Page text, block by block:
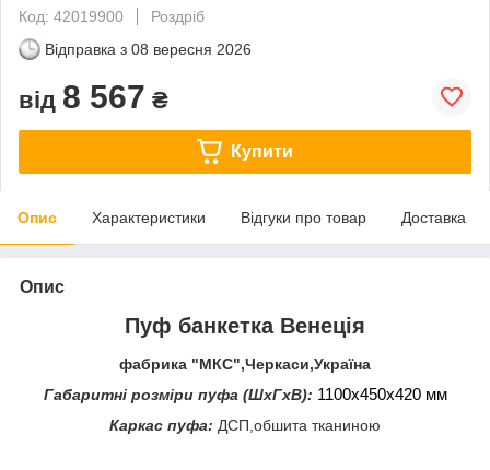
Код: 42019900
Роздріб
Відправка з 08 вересня 2026
від 8 567 ₴
Купити
Опис Характеристики Відгуки про товар Доставка
Опис
Пуф банкетка Венеція
фабрика "МКС",Черкаси,Україна
Габаритні розміри пуфа (ШхГхВ): 1100x450x420 мм
Каркас пуфа: ДСП,обшита тканиною